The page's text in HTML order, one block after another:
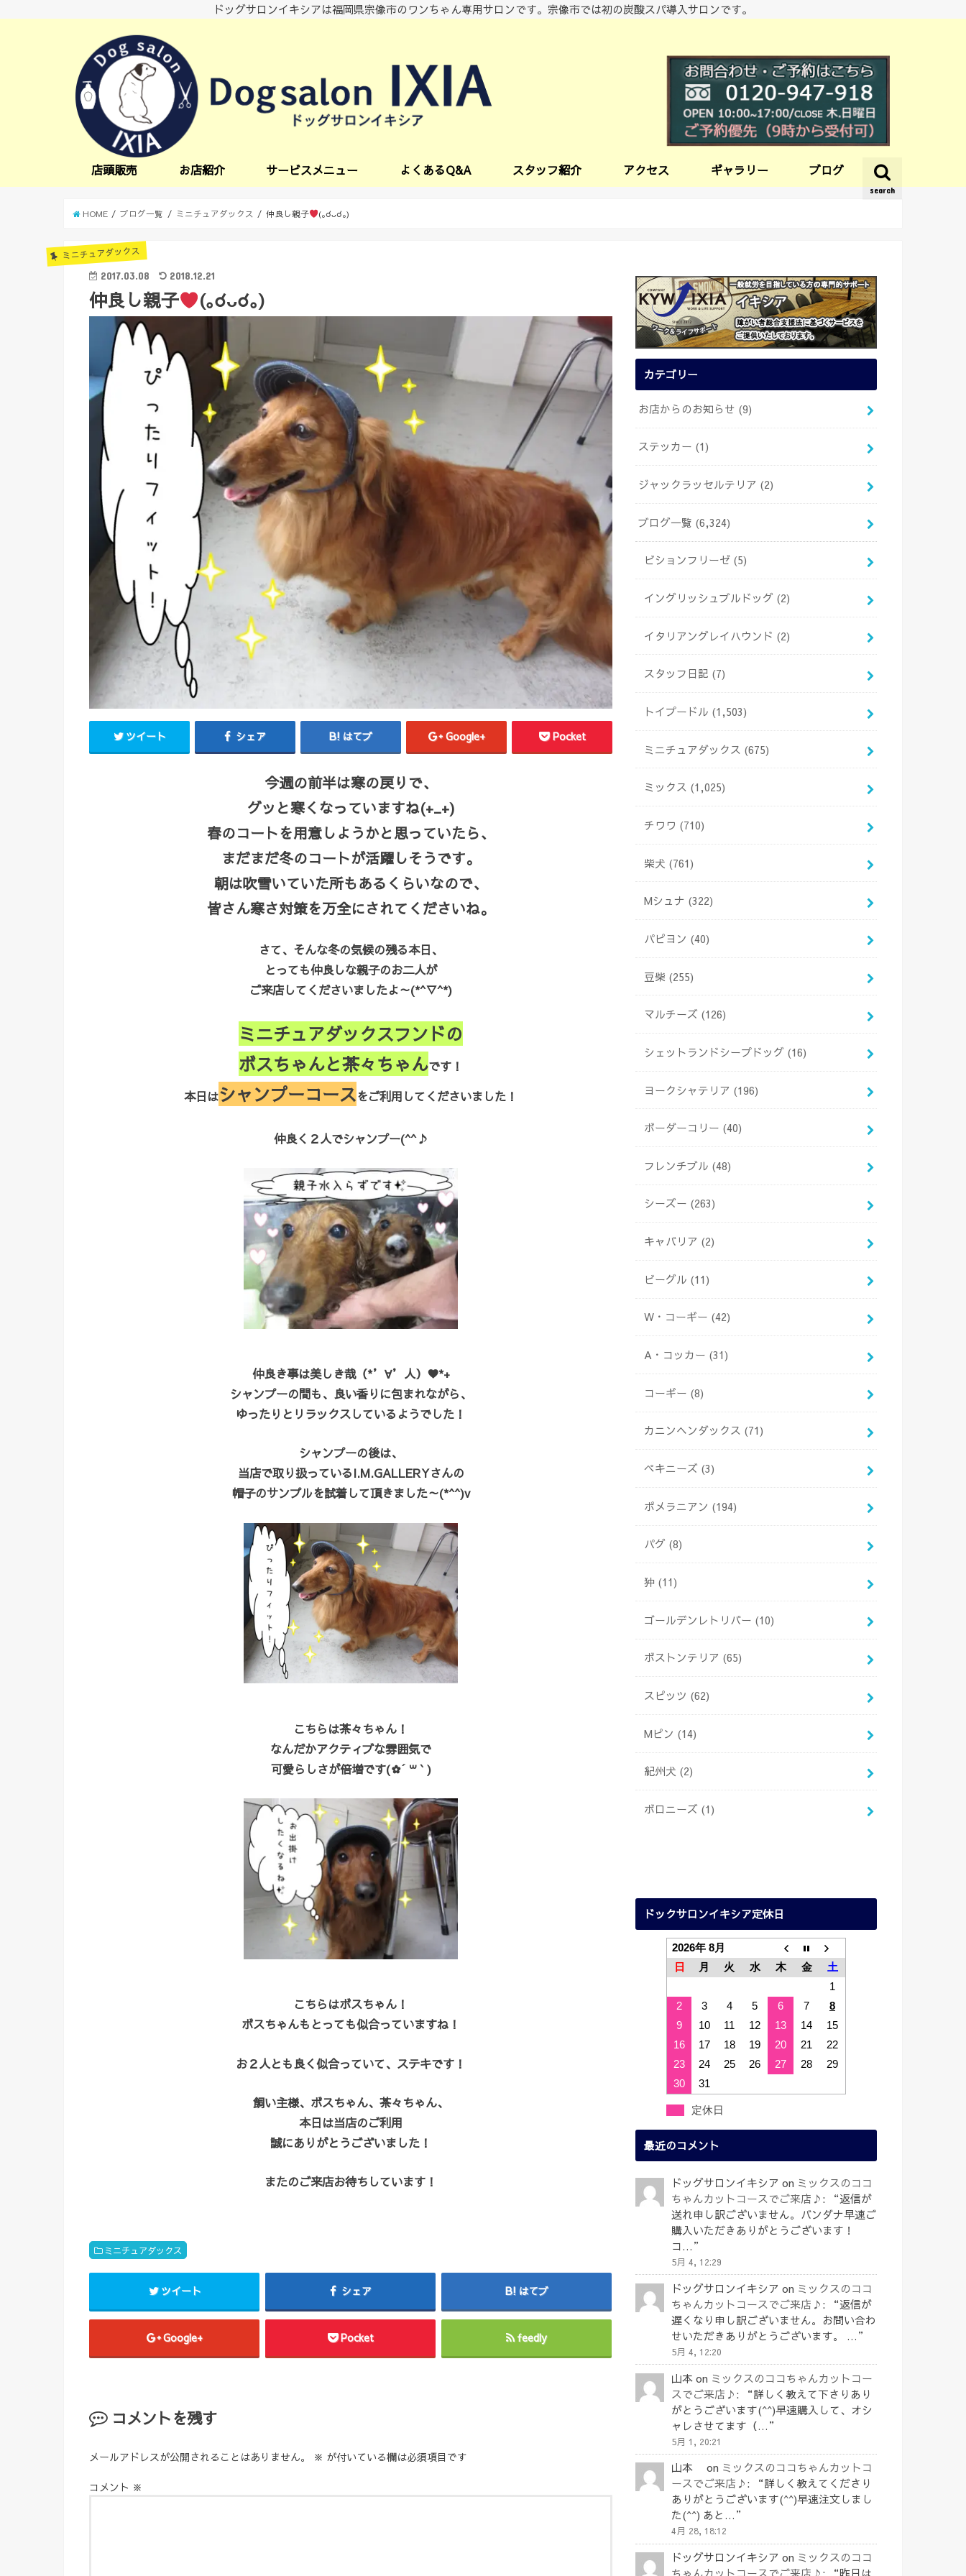
ドッグサロンイキシアは福岡県宗像市のワンちゃん専用サロンです。宗像市では初の炭酸スパ導入サロンです。
search
店頭販売 お店紹介 サービスメニュー よくあるQ&A スタッフ紹介 アクセス ギャラリー ブログ
HOME ブログ一覧 ミニチュアダックス 仲良し親子 (｡☌ᴗ☌｡)
ミニチュアダックス
2017.03.08 2018.12.21
仲良し親子 (｡☌ᴗ☌｡)
ツイート シェア はてブ Google+ Pocket
今週の前半は寒の戻りで、
グッと寒くなっていますね(+_+)
春のコートを用意しようかと思っていたら、
まだまだ冬のコートが活躍しそうです。
朝は吹雪いていた所もあるくらいなので、
皆さん寒さ対策を万全にされてくださいね。
さて、そんな冬の気候の残る本日、
とっても仲良しな親子のお二人が
ご来店してくださいましたよ～(*^▽^*)
ミニチュアダックスフンドの
ボスちゃんと茶々ちゃんです！
本日はシャンプーコースをご利用してくださいました！
仲良く２人でシャンプー(^^♪
仲良き事は美しき哉（*’∀’人）♥*+
シャンプーの間も、良い香りに包まれながら、
ゆったりとリラックスしているようでした！
シャンプーの後は、
当店で取り扱っているI.M.GALLERYさんの
帽子のサンプルを試着して頂きました～(*^^)v
こちらは茶々ちゃん！
なんだかアクティブな雰囲気で
可愛らしさが倍増です(✿´ ꒳ ` )
こちらはボスちゃん！
ボスちゃんもとっても似合っていますね！
お２人とも良く似合っていて、ステキです！
飼い主様、ボスちゃん、茶々ちゃん、
本日は当店のご利用
誠にありがとうございました！
またのご来店お待ちしています！
ミニチュアダックス
ツイート シェア はてブ
Google+ Pocket feedly
コメントを残す
メールアドレスが公開されることはありません。 ※ が付いている欄は必須項目です
コメント ※
カテゴリー
お店からのお知らせ (9)
ステッカー (1)
ジャックラッセルテリア (2)
ブログ一覧 (6,324)
ビションフリーゼ (5)
イングリッシュブルドッグ (2)
イタリアングレイハウンド (2)
スタッフ日記 (7)
トイプードル (1,503)
ミニチュアダックス (675)
ミックス (1,025)
チワワ (710)
柴犬 (761)
Mシュナ (322)
パピヨン (40)
豆柴 (255)
マルチーズ (126)
シェットランドシープドッグ (16)
ヨークシャテリア (196)
ボーダーコリー (40)
フレンチブル (48)
シーズー (263)
キャバリア (2)
ビーグル (11)
W・コーギー (42)
A・コッカー (31)
コーギー (8)
カニンヘンダックス (71)
ペキニーズ (3)
ポメラニアン (194)
パグ (8)
狆 (11)
ゴールデンレトリバー (10)
ボストンテリア (65)
スピッツ (62)
Mピン (14)
紀州犬 (2)
ボロニーズ (1)
ドックサロンイキシア定休日
2026年 8月
日
月 火 水 木 金
土
1
2
3 4 5 6 7
8
9
10 11 12 13 14
15
16
17 18 19 20 21
22
23
24 25 26 27 28
29
30
31
定休日
最近のコメント
ドッグサロンイキシア on ミックスのココ
ちゃんカットコースでご来店♪ : “返信が
送れ申し訳ございません。バンダナ早速ご
購入いただきありがとうございます！
コ… ”
5月 4, 12:29
ドッグサロンイキシア on ミックスのココ
ちゃんカットコースでご来店♪ : “返信が
遅くなり申し訳ございません。お問い合わ
せいただきありがとうございます。 … ”
5月 4, 12:20
山本 on ミックスのココちゃんカットコー
スでご来店♪ : “詳しく教えて下さりあり
がとうございます(^^)早速購入して、オシ
ャレさせてます（… ”
5月 1, 20:21
山本 on ミックスのココちゃんカットコ
ースでご来店♪ : “詳しく教えてくださり
ありがとうございます(^^)早速注文しまし
た(^^) あと… ”
4月 28, 18:12
ドッグサロンイキシア on ミックスのココ